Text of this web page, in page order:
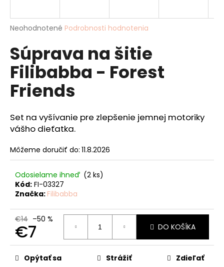
Priemerné
produktu
je
0,0
5
hviezdičiek.
Neohodnotené Podrobnosti hodnotenia
Súprava na šitie
Filibabba - Forest
Friends
Set na vyšívanie pre zlepšenie jemnej motoriky
vášho dieťatka.
Môžeme doručiť do: 11.8.2026
Odosielame ihneď (2 ks)
Kód: FI-03327
Značka: Filibabba
€14 –50 %
€7
Jednotková
cena:
DO KOŠÍKA
Opýtať sa Strážiť Zdieľať
j
ť
?
HĽADAŤ
O
d
p
o
ú
č
a
m
e